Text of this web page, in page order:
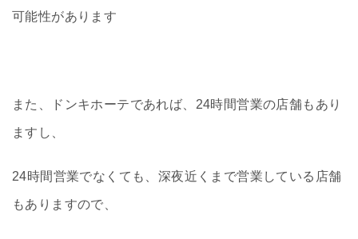
可能性があります
また、ドンキホーテであれば、24時間営業の店舗もあり
ますし、
24時間営業でなくても、深夜近くまで営業している店舗
もありますので、